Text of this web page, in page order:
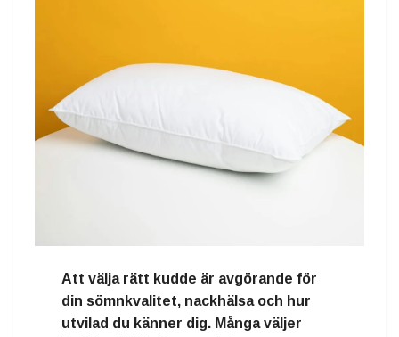
Att välja rätt kudde är avgörande för
din sömnkvalitet, nackhälsa och hur
utvilad du känner dig. Många väljer